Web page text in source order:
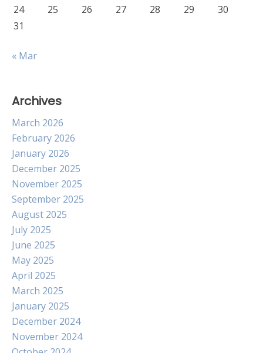
24
25 26 27 28 29
30
31
« Mar
Archives
March 2026
February 2026
January 2026
December 2025
November 2025
September 2025
August 2025
July 2025
June 2025
May 2025
April 2025
March 2025
January 2025
December 2024
November 2024